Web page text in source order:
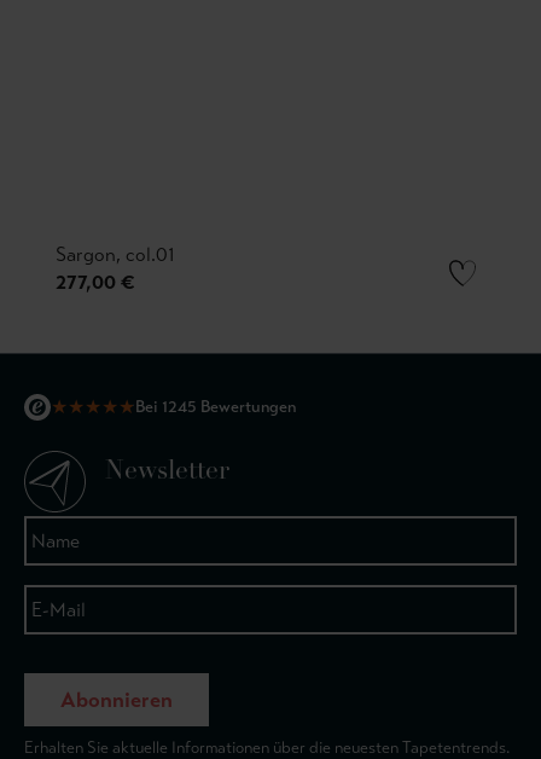
Sargon, col.01
277,00 €
★★★★★Bei 1245 Bewertungen
Newsletter
Abonnieren
Erhalten Sie aktuelle Informationen über die neuesten Tapetentrends.